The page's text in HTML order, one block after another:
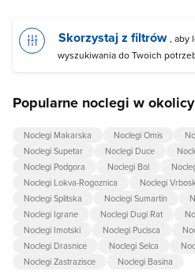
Skorzystaj z filtrów , aby
wyszukiwania do Twoich
Popularne noclegi w
Noclegi Makarska Noclegi Omis
Noclegi Supetar
Noclegi Duce
Noclegi Podgora
Noclegi Bol
Noclegi Lokva-Rogoznica
Noclegi
Noclegi Splitska
Noclegi Sumartin
Noclegi Igrane
Noclegi Dugi Rat
Noclegi Imotski
Noclegi Pucisca
Noclegi Drasnice
Noclegi Selca
Noclegi Zastrazisce
Noclegi Basina